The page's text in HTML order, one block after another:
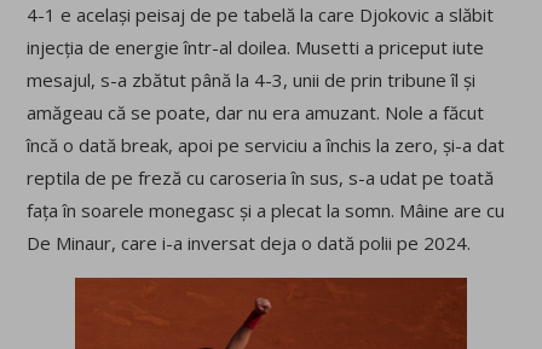
4-1 e același peisaj de pe tabelă la care Djokovic a slăbit
injecția de energie într-al doilea. Musetti a priceput iute
mesajul, s-a zbătut până la 4-3, unii de prin tribune îl și
amăgeau că se poate, dar nu era amuzant. Nole a făcut
încă o dată break, apoi pe serviciu a închis la zero, și-a dat
reptila de pe freză cu caroseria în sus, s-a udat pe toată
fața în soarele monegasc și a plecat la somn. Mâine are cu
De Minaur, care i-a inversat deja o dată polii pe 2024.